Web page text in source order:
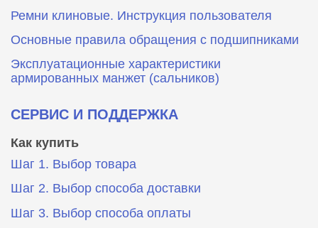
Ремни клиновые. Инструкция пользователя
Основные правила обращения с подшипниками
Эксплуатационные характеристики
армированных манжет (сальников)
СЕРВИС И ПОДДЕРЖКА
Как купить
Шаг 1. Выбор товара
Шаг 2. Выбор способа доставки
Шаг 3. Выбор способа оплаты